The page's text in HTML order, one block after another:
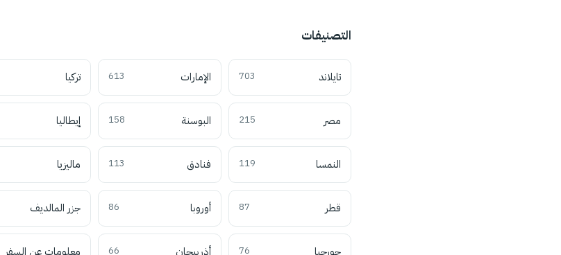
التصنيفات
تايلاند 703 الإمارات 613 تركيا
مصر 215 البوسنة 158 إيطاليا
النمسا 119 فنادق 113 ماليزيا
قطر 87 أوروبا 86 جزر المالديف
جورجيا 76 أذربيجان 66 معلومات عن السفر